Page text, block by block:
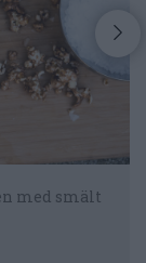
med smält